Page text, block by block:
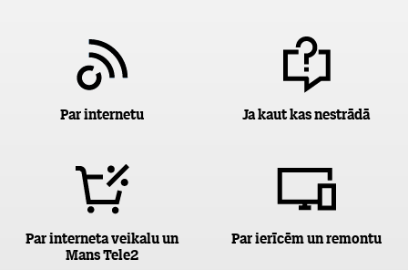
Par internetu Ja kaut kas nestrādā
Par interneta veikalu un
Mans Tele2
Par ierīcēm un remontu